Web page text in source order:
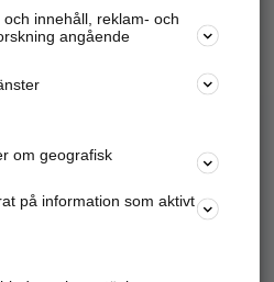
företagsinfo mm.
företaget
igång och annonsera mot
nära dig.
innehåll, reklam- och
angående
om geografisk
på information som aktivt